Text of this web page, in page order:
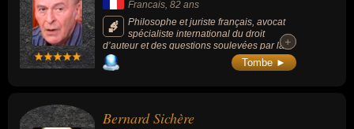
Francais, 82 ans
Philosophe et juriste français, avocat
spécialiste international du droit
d’auteur et des questions soulevées par la
propriété intellectuelle, il est aussi l’auteur
d’une œuvre importante installée à la
+
+
Tombe ►
Bernard Sichère